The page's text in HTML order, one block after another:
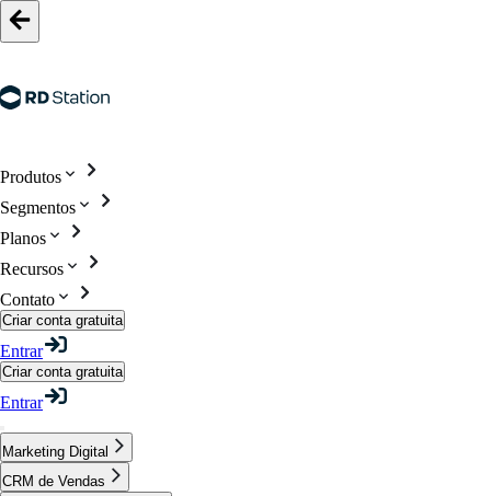
Produtos
Segmentos
Planos
Recursos
Contato
Criar conta gratuita
Entrar
Criar conta gratuita
Entrar
Marketing Digital
CRM de Vendas